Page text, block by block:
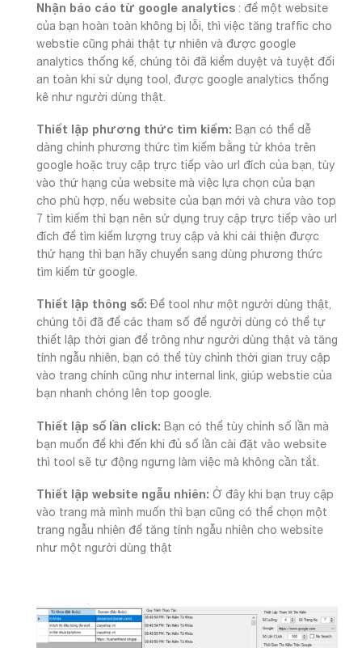
Nhận báo cáo từ google analytics : để một website
của bạn hoàn toàn không bị lỗi, thì việc tăng traffic cho
webstie cũng phải thật tự nhiên và được google
analytics thống kế, chúng tôi đã kiểm duyệt và tuyệt đối
an toàn khi sử dụng tool, được google analytics thống
kê như người dùng thật.
Thiết lập phương thức tìm kiếm: Bạn có thể dễ
dàng chỉnh phương thức tìm kiếm bằng từ khóa trên
google hoặc truy cập trực tiếp vào url đích của bạn, tùy
vào thứ hạng của website mà việc lựa chọn của bạn
cho phù hợp, nếu website của bạn mới và chưa vào top
7 tìm kiếm thì bạn nên sử dụng truy cập trực tiếp vào url
đích để tìm kiếm lượng truy cập và khi cải thiện được
thứ hạng thì bạn hãy chuyển sang dùng phương thức
tìm kiếm từ google.
Thiết lập thông số: Để tool như một người dùng thật,
chúng tôi đã để các tham số để người dùng có thể tự
thiết lập thời gian để trông như người dùng thật và tăng
tính ngẫu nhiên, bạn có thể tùy chỉnh thời gian truy cập
vào trang chính cũng như internal link, giúp webstie của
bạn nhanh chóng lên top google.
Thiết lập số lần click: Bạn có thể tùy chỉnh số lần mà
bạn muốn để khi đến khi đủ số lần cài đặt vào website
thì tool sẽ tự động ngưng làm việc mà không cần tắt.
Thiết lập website ngẫu nhiên: Ở đây khi bạn truy cập
vào trang mà mình muốn thì bạn cũng có thể chọn một
trang ngẫu nhiên để tăng tính ngẫu nhiên cho website
như một người dùng thật